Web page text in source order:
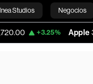
Studios Negocios
Apple 308.63 -7.53%